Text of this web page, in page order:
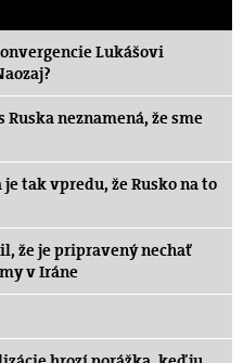
Lukášovi
neznamená, že sme
tak vpredu, že Rusko na to
že je pripravený nechať
v Iráne